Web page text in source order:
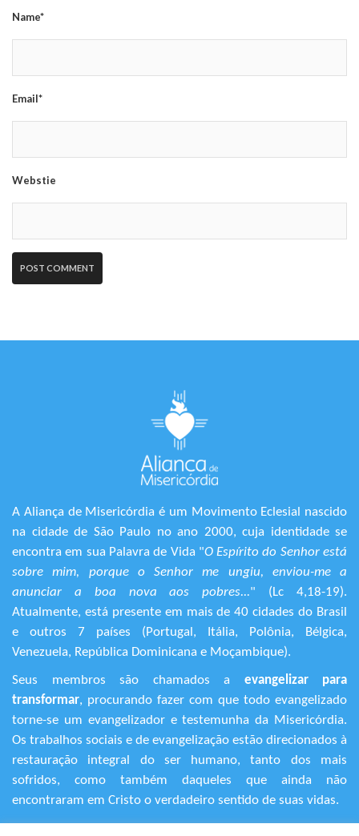
Name*
Email*
Webstie
A Aliança de Misericórdia é um Movimento Eclesial nascido
na cidade de São Paulo no ano 2000, cuja identidade se
encontra em sua Palavra de Vida "O Espírito do Senhor está
sobre mim, porque o Senhor me ungiu, enviou-me a
anunciar a boa nova aos pobres..." (Lc 4,18-19).
Atualmente, está presente em mais de 40 cidades do Brasil
e outros 7 países (Portugal, Itália, Polônia, Bélgica,
Venezuela, República Dominicana e Moçambique).
Seus membros são chamados a evangelizar para
transformar, procurando fazer com que todo evangelizado
torne-se um evangelizador e testemunha da Misericórdia.
Os trabalhos sociais e de evangelização estão direcionados à
restauração integral do ser humano, tanto dos mais
sofridos, como também daqueles que ainda não
encontraram em Cristo o verdadeiro sentido de suas vidas.